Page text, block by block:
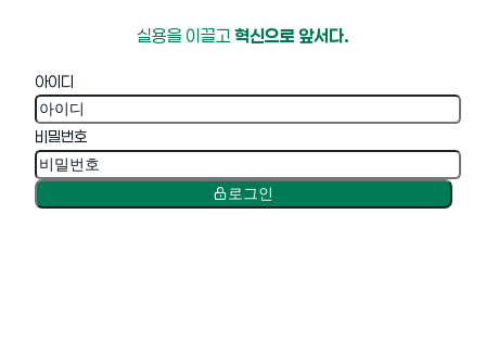
실용을 이끌고 혁신으로 앞서다.
아이디
비밀번호
로그인